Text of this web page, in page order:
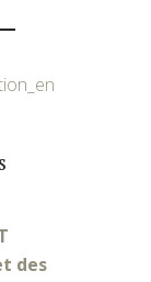
des